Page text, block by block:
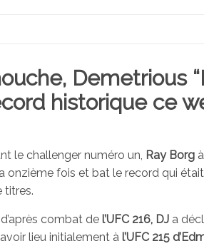
Demetrious
historique ce
le challenger numéro un, Ray Borg à
onzième fois et bat le record qui
titres.
combat de l’UFC 216, DJ a
lieu initialement à l’UFC 215